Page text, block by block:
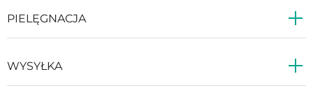
PIELĘGNACJA
WYSYŁKA